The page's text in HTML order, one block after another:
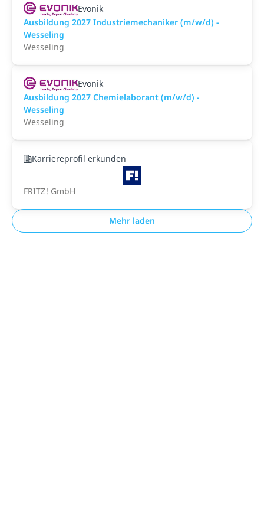
Evonik
Ausbildung 2027 Industriemechaniker (m/w/d) -
Wesseling
Wesseling
Evonik
Ausbildung 2027 Chemielaborant (m/w/d) -
Wesseling
Wesseling
Karriereprofil erkunden
FRITZ! GmbH
Mehr laden